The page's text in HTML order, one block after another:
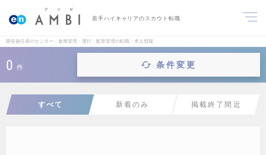
若手ハイキャリアのスカウト転職
開発責任者のセンター・倉庫管理・運行・配車管理の転職・求人情報
0 件 条件変更
すべて 新着のみ 掲載終了間近